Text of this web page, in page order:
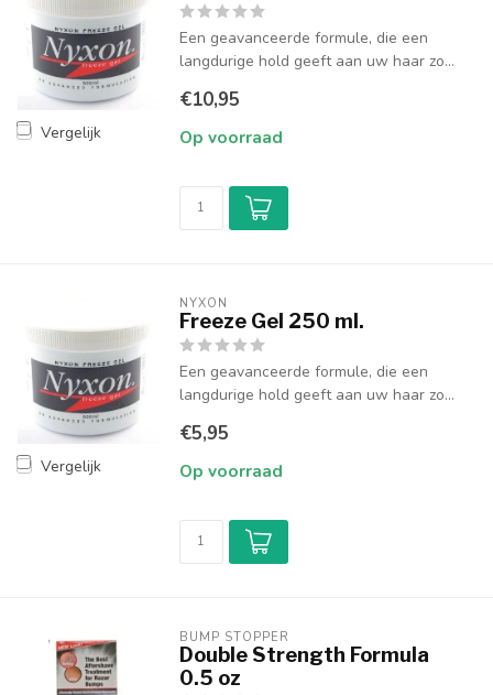
Vergelijk
Een geavanceerde formule, die een
langdurige hold geeft aan uw haar zo...
€10,95
Op voorraad
Vergelijk
NYXON
Freeze Gel 250 ml.
Een geavanceerde formule, die een
langdurige hold geeft aan uw haar zo...
€5,95
Op voorraad
BUMP STOPPER
Double Strength Formula
0.5 oz